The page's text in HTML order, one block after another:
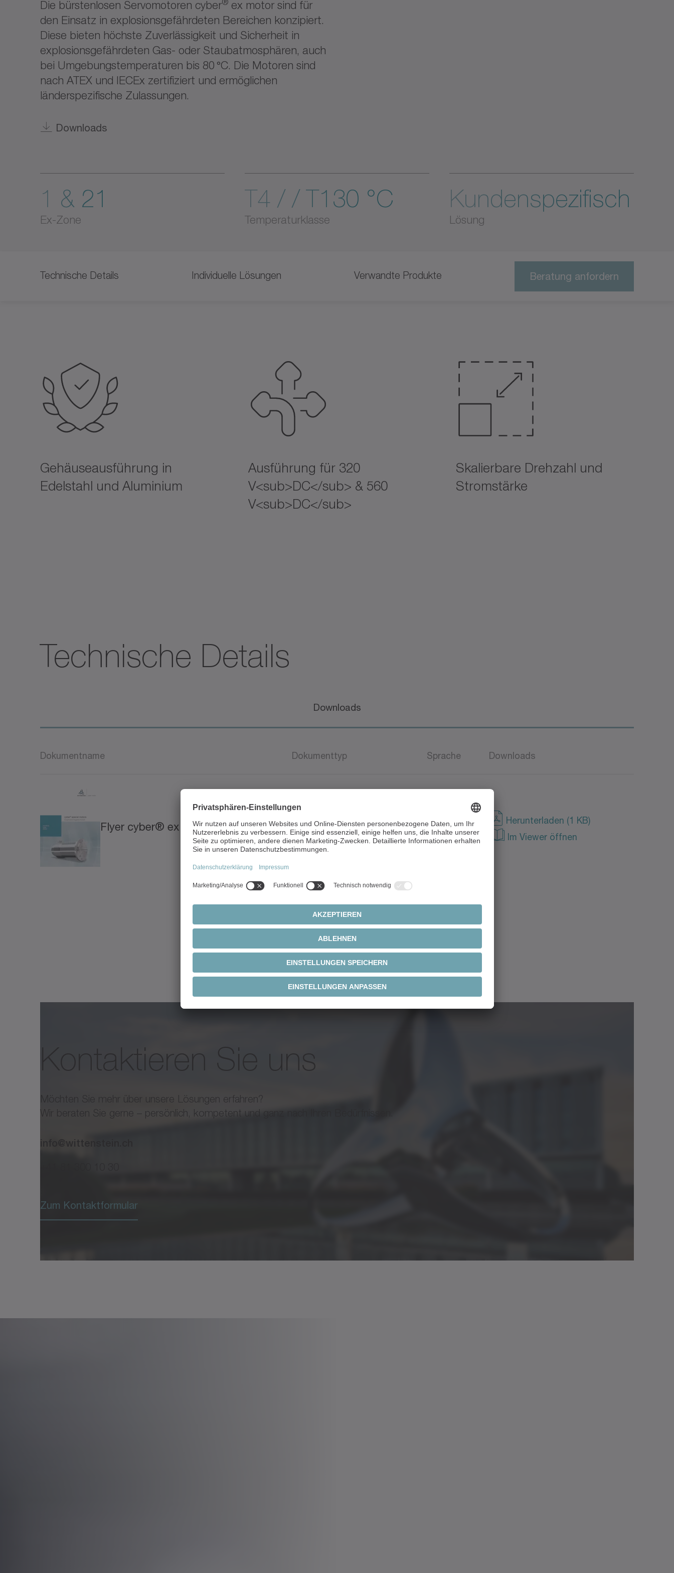
Die bürstenlosen Servomotoren cyber
ex motor sind für
den Einsatz in explosionsgefährdeten Bereichen konzipiert.
Diese bieten höchste Zuverlässigkeit und Sicherheit in
explosionsgefährdeten Gas- oder Staubatmosphären, auch
bei Umgebungstemperaturen bis 80 °C. Die Motoren sind
nach ATEX und IECEx zertifiziert und ermöglichen
länderspezifische Zulassungen.
Downloads
1 & 21
Ex-Zone
T4 / / T130 °C
Temperaturklasse
Kundenspezifisch
Lösung
Technische Details Individuelle Lösungen Verwandte Produkte Beratung anfordern
Gehäuseausführung in
Edelstahl und Aluminium
Ausführung für 320
V<sub>DC</sub> & 560
V<sub>DC</sub>
Skalierbare Drehzahl und
Stromstärke
Technische Details
Downloads
Dokumentname Dokumenttyp Sprache Downloads
Flyer cyber® ex motor Broschüre / Katalog Deutsch
Herunterladen (1 KB)
Im Viewer öffnen
Kontaktieren Sie uns
Möchten Sie mehr über unsere Lösungen erfahren?
Wir beraten Sie gerne – persönlich, kompetent und ganz nach Ihren Bedürfnissen.
info@wittenstein.ch
Zum Kontaktformular